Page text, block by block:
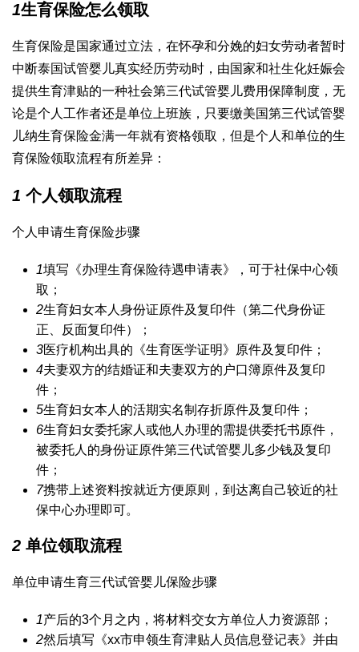
1生育保险怎么领取
生育保险是国家通过立法，在怀孕和分娩的妇女劳动者暂时
中断泰国试管婴儿真实经历劳动时，由国家和社生化妊娠会
提供生育津贴的一种社会第三代试管婴儿费用保障制度，无
论是个人工作者还是单位上班族，只要缴美国第三代试管婴
儿纳生育保险金满一年就有资格领取，但是个人和单位的生
育保险领取流程有所差异：
1 个人领取流程
个人申请生育保险步骤
1填写《办理生育保险待遇申请表》，可于社保中心领
取；
2生育妇女本人身份证原件及复印件（第二代身份证
正、反面复印件）；
3医疗机构出具的《生育医学证明》原件及复印件；
4夫妻双方的结婚证和夫妻双方的户口簿原件及复印
件；
5生育妇女本人的活期实名制存折原件及复印件；
6生育妇女委托家人或他人办理的需提供委托书原件，
被委托人的身份证原件第三代试管婴儿多少钱及复印
件；
7携带上述资料按就近方便原则，到达离自己较近的社
保中心办理即可。
2 单位领取流程
单位申请生育三代试管婴儿保险步骤
1产后的3个月之内，将材料交女方单位人力资源部；
2然后填写《xx市申领生育津贴人员信息登记表》并由